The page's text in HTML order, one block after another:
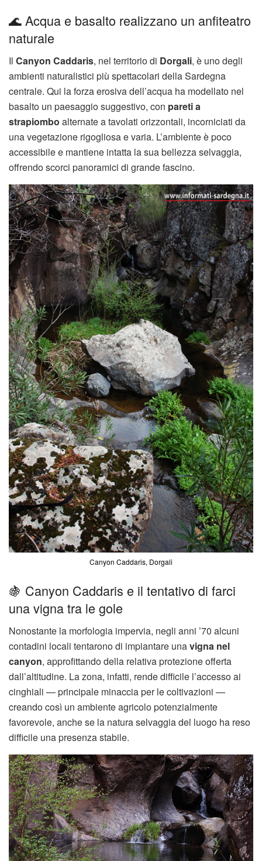
🌊 Acqua e basalto realizzano un anfiteatro
naturale
Il Canyon Caddaris, nel territorio di Dorgali, è uno degli
ambienti naturalistici più spettacolari della Sardegna
centrale. Qui la forza erosiva dell’acqua ha modellato nel
basalto un paesaggio suggestivo, con pareti a
strapiombo alternate a tavolati orizzontali, incorniciati da
una vegetazione rigogliosa e varia. L’ambiente è poco
accessibile e mantiene intatta la sua bellezza selvaggia,
offrendo scorci panoramici di grande fascino.
Canyon Caddaris, Dorgali
🍇 Canyon Caddaris e il tentativo di farci
una vigna tra le gole
Nonostante la morfologia impervia, negli anni ’70 alcuni
contadini locali tentarono di impiantare unavigna nel
canyon, approfittando della relativa protezione offerta
dall’altitudine. La zona, infatti, rende difficile l’accesso ai
cinghiali — principale minaccia per le coltivazioni —
creando così un ambiente agricolo potenzialmente
favorevole, anche se la natura selvaggia del luogo ha reso
difficile una presenza stabile.